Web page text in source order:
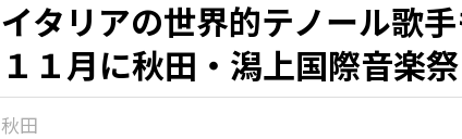
イタリアの世界的テノール歌
１１月に秋田・潟上国際音楽祭
秋田